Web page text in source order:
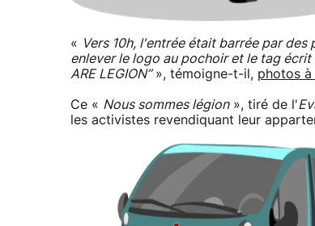
« Vers 10h, l'entrée était barrée par
enlever le logo au pochoir et le tag
ARE LEGION”», témoigne-t-il, photos à
Ce « Nous sommes légion», tiré de l'
les activistes revendiquant leur